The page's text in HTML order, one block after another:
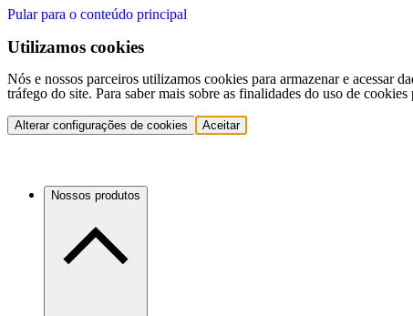
Pular para o conteúdo principal
Utilizamos cookies
Nós e nossos parceiros utilizamos cookies para armazenar e acessar
tráfego do site. Para saber mais sobre as finalidades do uso de
Alterar configurações de cookies Aceitar
Nossos produtos